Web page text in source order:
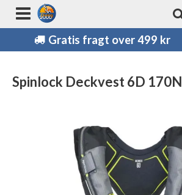
Gratis fragt over 499 kr
Spinlock Deckvest 6D 170N